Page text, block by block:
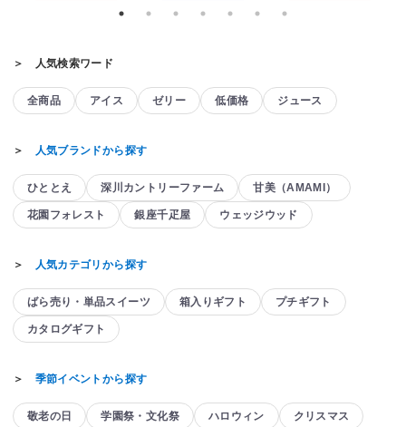
＞ 人気検索ワード
全商品 アイス ゼリー 低価格 ジュース
＞ 人気ブランドから探す
ひととえ 深川カントリーファーム 甘美（AMAMI）
花園フォレスト 銀座千疋屋 ウェッジウッド
＞ 人気カテゴリから探す
ばら売り・単品スイーツ 箱入りギフト プチギフト
カタログギフト
＞ 季節イベントから探す
敬老の日 学園祭・文化祭 ハロウィン クリスマス